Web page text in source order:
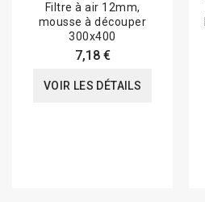
Filtre à air 12mm,
mousse à découper
300x400
7,18 €
VOIR LES DÉTAILS